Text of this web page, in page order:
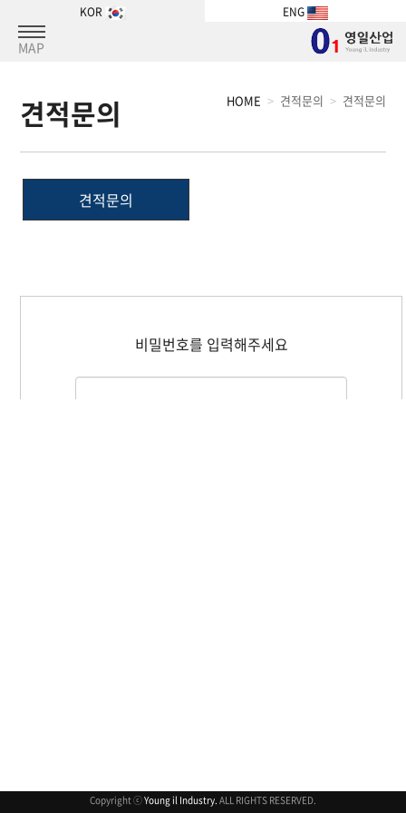
MAP
KOR ENG
Copyright ⓒYoung il Industry. ALL RIGHTS RESERVED.
견적문의 HOME 견적문의 견적문의
견적문의
비밀번호를 입력해주세요